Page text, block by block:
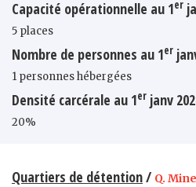
Capacité opérationnelle au 1er
5 places
Nombre de personnes au 1er
1 personnes hébergées
Densité carcérale au 1er janv
20%
Quartiers de détention/ Q.